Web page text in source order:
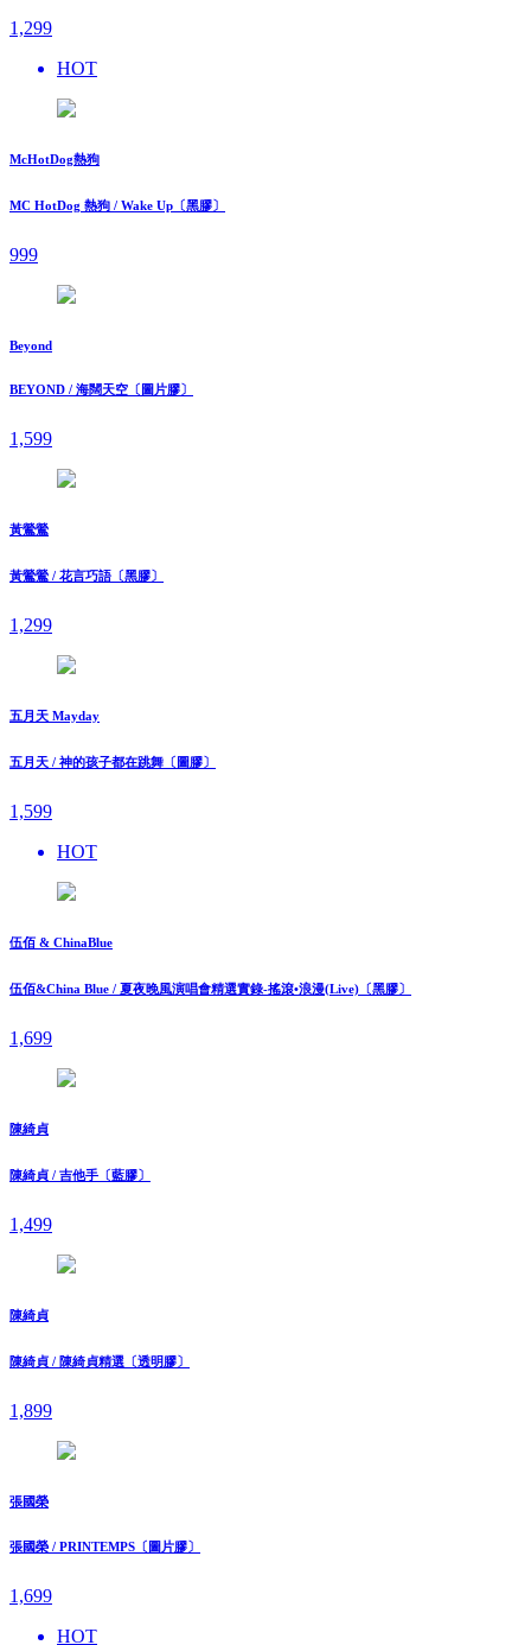
1,299
HOT
McHotDog熱狗
MC HotDog 熱狗 / Wake Up〔黑膠〕
999
Beyond
BEYOND / 海闊天空〔圖片膠〕
1,599
黃鶯鶯
黃鶯鶯 / 花言巧語〔黑膠〕
1,299
五月天 Mayday
五月天 / 神的孩子都在跳舞〔圖膠〕
1,599
HOT
伍佰 & ChinaBlue
伍佰&China Blue / 夏夜晚風演唱會精選實錄-搖滾•浪漫(Live)〔黑膠〕
1,699
陳綺貞
陳綺貞 / 吉他手〔藍膠〕
1,499
陳綺貞
陳綺貞 / 陳綺貞精選〔透明膠〕
1,899
張國榮
張國榮 / PRINTEMPS〔圖片膠〕
1,699
HOT